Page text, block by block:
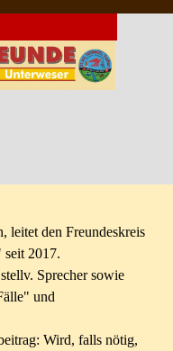
leitet den Freundeskreis
2017.
Sprecher sowie
und
Wird, falls nötig,